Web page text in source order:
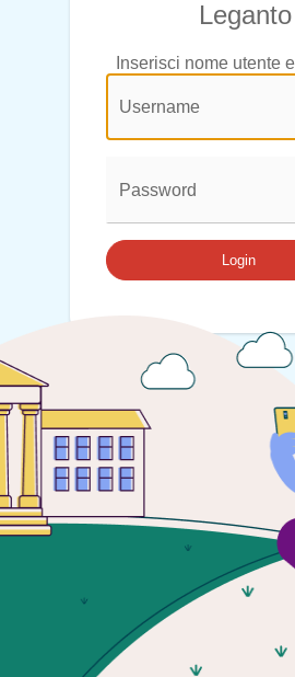
Leganto
Inserisci nome utente
@login.legend@
User
Name: